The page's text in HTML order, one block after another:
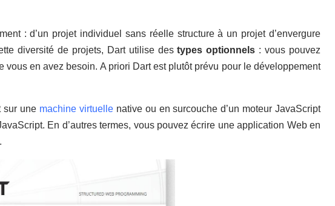
: d’un projet individuel sans réelle structure à un projet d’envergure
diversité de projets, Dart utilise destypes optionnels : vous pouvez
en avez besoin. A priori Dart est plutôt prévu pour le développement
sur une machine virtuellenative ou en surcouche d’un moteur JavaScript
En d’autres termes, vous pouvez écrire une application Web en